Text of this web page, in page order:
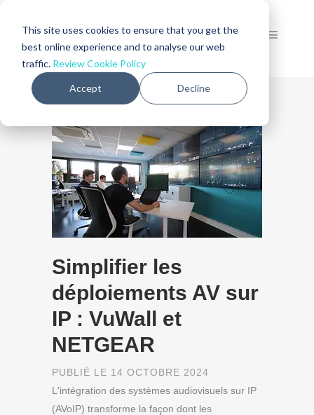
This site uses cookies to ensure that you get the
best online experience and to analyse our web
traffic. Review Cookie Policy
Accept Decline
Simplifier les
déploiements AV sur
IP : VuWall et
NETGEAR
PUBLIÉ LE 14 OCTOBRE 2024
L'intégration des systèmes audiovisuels sur IP
(AVoIP) transforme la façon dont les